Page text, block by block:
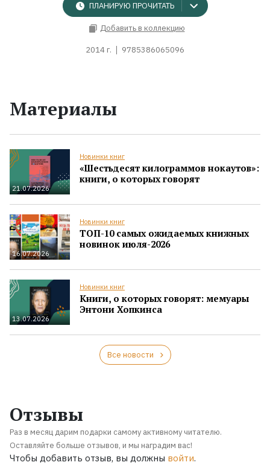
ПЛАНИРУЮ ПРОЧИТАТЬ
Добавить в коллекцию
2014 г. 9785386065096
Материалы
21.07.2026
Новинки книг
«Шестьдесят килограммов нокаутов»:
книги, о которых говорят
16.07.2026
Новинки книг
ТОП-10 самых ожидаемых книжных
новинок июля-2026
13.07.2026
Новинки книг
Книги, о которых говорят: мемуары
Энтони Хопкинса
Все новости
Отзывы
Раз в месяц дарим подарки самому активному читателю.
Оставляйте больше отзывов, и мы наградим вас!
Чтобы добавить отзыв, вы должны войти.